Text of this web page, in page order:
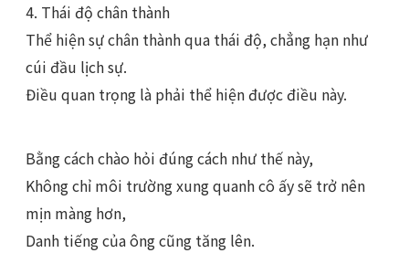
4. Thái độ chân thành
Thể hiện sự chân thành qua thái độ, chẳng hạn như
cúi đầu lịch sự.
Điều quan trọng là phải thể hiện được điều này.
Bằng cách chào hỏi đúng cách như thế này,
Không chỉ môi trường xung quanh cô ấy sẽ trở nên
mịn màng hơn,
Danh tiếng của ông cũng tăng lên.